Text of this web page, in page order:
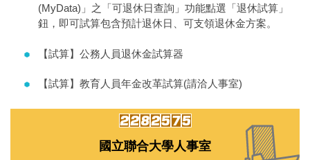
(MyData)」之「可退休日查詢」功能點選「退休試算」
鈕，即可試算包含預計退休日、可支領退休金方案。
【試算】公務人員退休金試算器
【試算】教育人員年金改革試算(請洽人事室)
國立聯合大學人事室